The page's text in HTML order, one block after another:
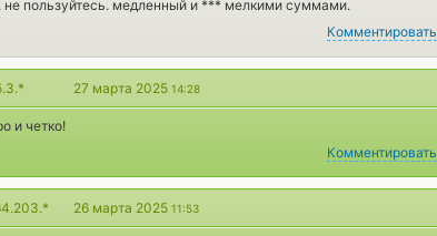
не пользуйтесь. медленный и *** мелкими суммами.
Комментировать
27 марта 2025 14:28
и четко!
Комментировать
26 марта 2025 11:53